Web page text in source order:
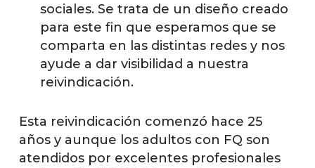
sociales. Se trata de un diseño creado
para este fin que esperamos que se
comparta en las distintas redes y nos
ayude a dar visibilidad a nuestra
reivindicación.
Esta reivindicación comenzó hace 25
años y aunque los adultos con FQ son
atendidos por excelentes profesionales